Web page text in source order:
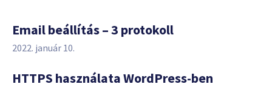
Email beállítás – 3 protokoll
2022. január 10.
HTTPS használata WordPress-ben